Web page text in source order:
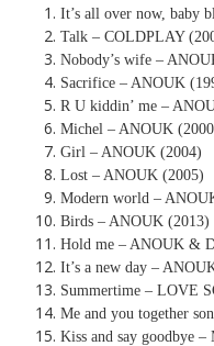
It’s all over now, baby
Talk – COLDPLAY
Nobody’s wife –
Sacrifice – ANOUK
R U kiddin’ me –
Michel – ANOUK
Girl – ANOUK (2004)
Lost – ANOUK (2005)
Modern world –
Birds – ANOUK (2013)
Hold me – ANOUK &
It’s a new day –
Summertime – LOVE
Me and you together
Kiss and say goodbye